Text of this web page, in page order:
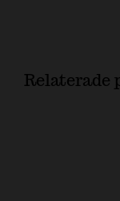
Relaterade